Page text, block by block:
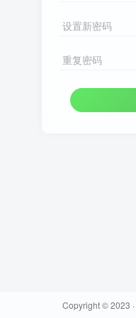
设置新密码
重复密码
Copyright © 2023 ·